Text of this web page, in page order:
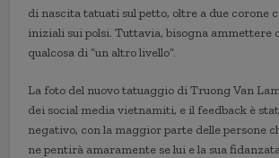
di nascita tatuati sul petto, oltre a due corone
iniziali sui polsi. Tuttavia, bisogna ammettere
qualcosa di “un altro livello”.
La foto del nuovo tatuaggio di Truong Van
dei social media vietnamiti, e il feedback è
negativo, con la maggior parte delle persone
ne pentirà amaramente se lui e la sua